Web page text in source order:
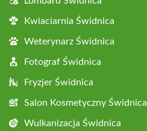
Kwiaciarnia Świdnica
Weterynarz Świdnica
Fotograf Świdnica
Fryzjer Świdnica
Salon Kosmetyczny Świdnica
Wulkanizacja Świdnica